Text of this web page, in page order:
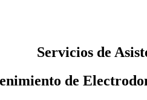
Servicios de
de